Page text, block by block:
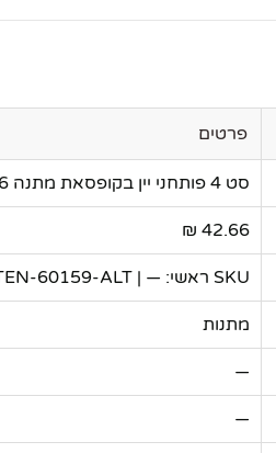
פרטים
סט 4 פותחני יין בקופסאת מתנה NY-8146
42.66 ₪
SKU ראשי: — | Secondary SKU: TEN-60159-ALT
מתנות
—
—